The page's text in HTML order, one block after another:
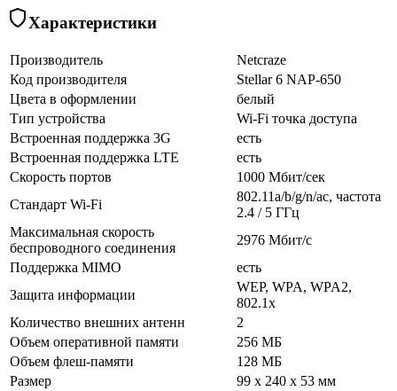
Характеристики
Производитель
Netcraze
Код производителя
Stellar 6 NAP-650
Цвета в оформлении
белый
Тип устройства
Wi-Fi точка доступа
Встроенная поддержка 3G
есть
Встроенная поддержка LTE
есть
Скорость портов
1000 Мбит/сек
Стандарт Wi-Fi
802.11a/b/g/n/ac, частота
2.4 / 5 ГГц
Максимальная скорость
беспроводного соединения
2976 Мбит/с
Поддержка MIMO
есть
Защита информации
WEP, WPA, WPA2,
802.1x
Количество внешних антенн
2
Объем оперативной памяти
256 МБ
Объем флеш-памяти
128 МБ
Размер
99 x 240 x 53 мм